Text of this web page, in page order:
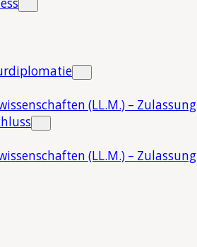
(LL.M.) – Zulassung
(LL.M.) – Zulassung